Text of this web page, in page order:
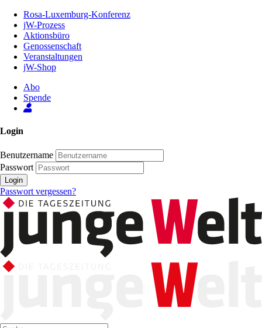
Inhalt
Seite
Rosa-Luxemburg-Konferenz
jW-Prozess
Aktionsbüro
Genossenschaft
Veranstaltungen
jW-Shop
Abo
Spende
Login
Benutzername
Passwort
Login
Passwort vergessen?